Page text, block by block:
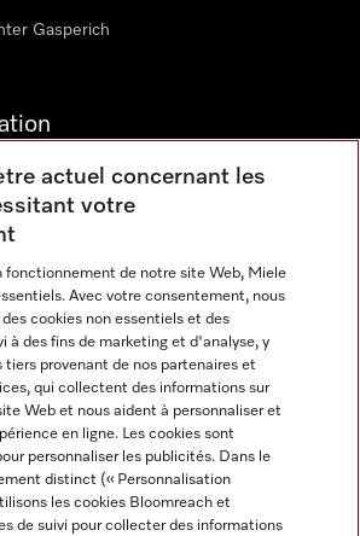
Gasperich
actuel concernant les
votre
fonctionnement de notre site Web, Miele
Avec votre consentement, nous
cookies non essentiels et des
à des fins de marketing et d'analyse, y
tiers provenant de nos partenaires et
qui collectent des informations sur
Web et nous aident à personnaliser et
en ligne. Les cookies sont
personnaliser les publicités. Dans le
distinct (« Personnalisation
les cookies Bloomreach et
de suivi pour collecter des informations